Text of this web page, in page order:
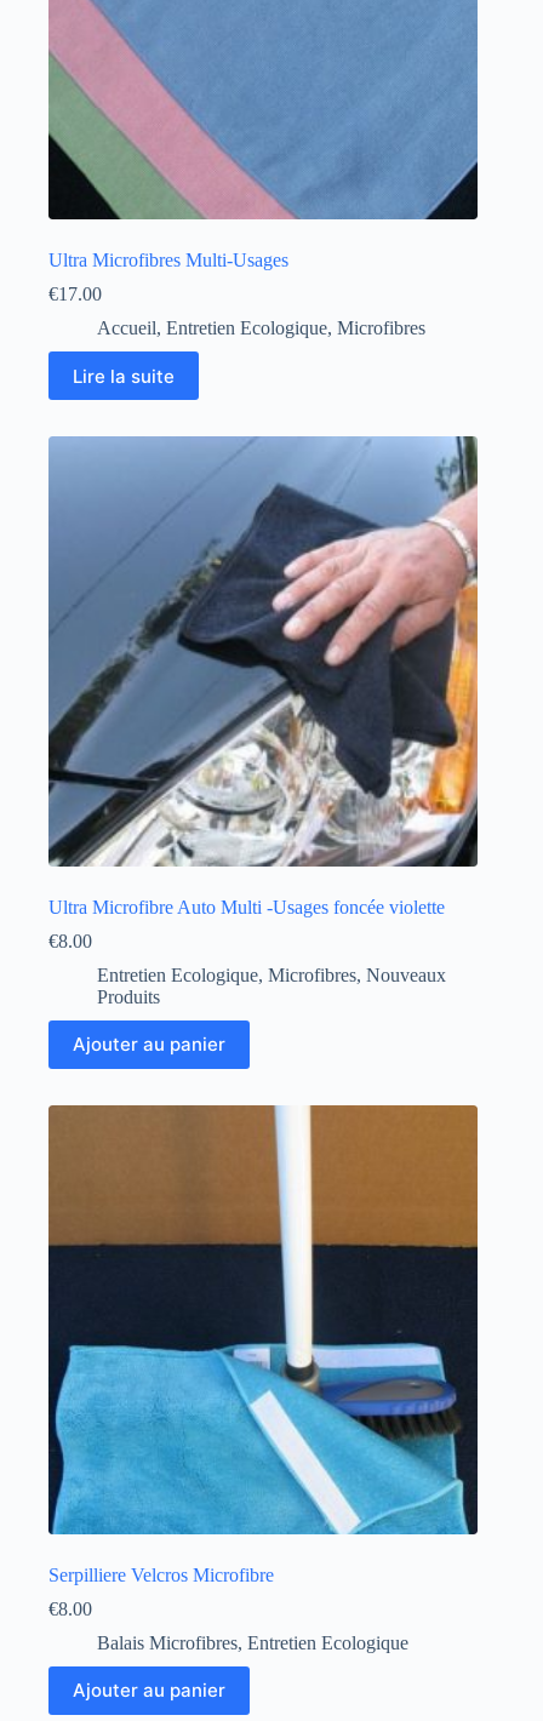
Ultra Microfibres Multi-Usages
€17.00
Accueil, Entretien Ecologique, Microfibres
Lire la suite
Ultra Microfibre Auto Multi -Usages foncée violette
€8.00
Entretien Ecologique, Microfibres, Nouveaux
Produits
Ajouter au panier
Serpilliere Velcros Microfibre
€8.00
Balais Microfibres, Entretien Ecologique
Ajouter au panier